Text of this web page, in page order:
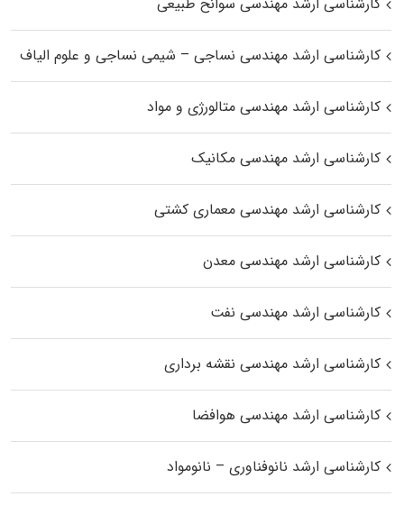
کارشناسی ارشد مهندسی نساجی – شیمی نساجی و علوم الیاف
کارشناسی ارشد مهندسی متالورژی و مواد
کارشناسی ارشد مهندسی مکانیک
کارشناسی ارشد مهندسی معماری کشتی
کارشناسی ارشد مهندسی معدن
کارشناسی ارشد مهندسی نفت
کارشناسی ارشد مهندسی نقشه برداری
کارشناسی ارشد مهندسی هوافضا
کارشناسی ارشد نانوفناوری – نانومواد